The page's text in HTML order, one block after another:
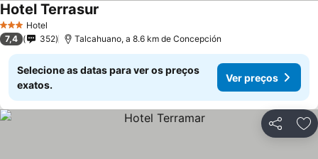
3 EstrelasHotel
Hotel Terrasur
7,4 352 Talcahuano, a 8.6 km de Concepción
Selecione as datas para ver os preços
exatos.
Ver preços
Partilhar